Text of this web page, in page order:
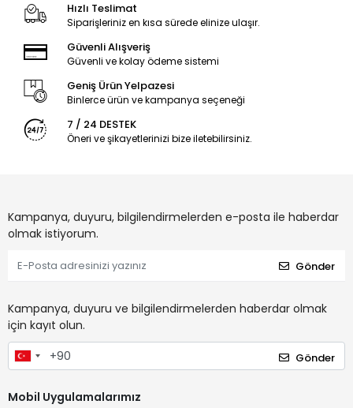
Hızlı Teslimat
Siparişleriniz en kısa sürede elinize ulaşır.
Güvenli Alışveriş
Güvenli ve kolay ödeme sistemi
Geniş Ürün Yelpazesi
Binlerce ürün ve kampanya seçeneği
7 / 24 DESTEK
Öneri ve şikayetlerinizi bize iletebilirsiniz.
Kampanya, duyuru, bilgilendirmelerden e-posta ile haberdar
olmak istiyorum.
Gönder
Kampanya, duyuru ve bilgilendirmelerden haberdar olmak
için kayıt olun.
Gönder
Mobil Uygulamalarımız